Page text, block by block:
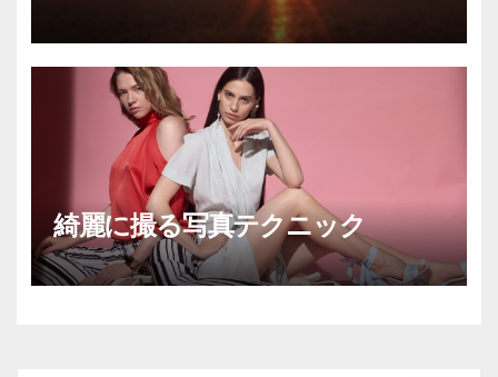
綺麗に撮る写真テクニック